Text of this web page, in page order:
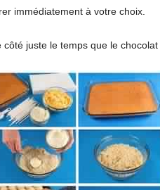
immédiatement à votre choix.
côté juste le temps que le